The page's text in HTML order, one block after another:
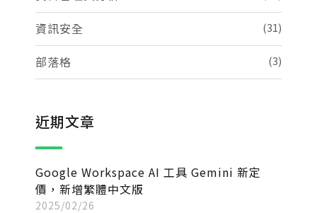
資訊安全 (31)
部落格 (3)
近期文章
Google Workspace AI 工具 Gemini 新定
價，新增繁體中文版
2025/02/26